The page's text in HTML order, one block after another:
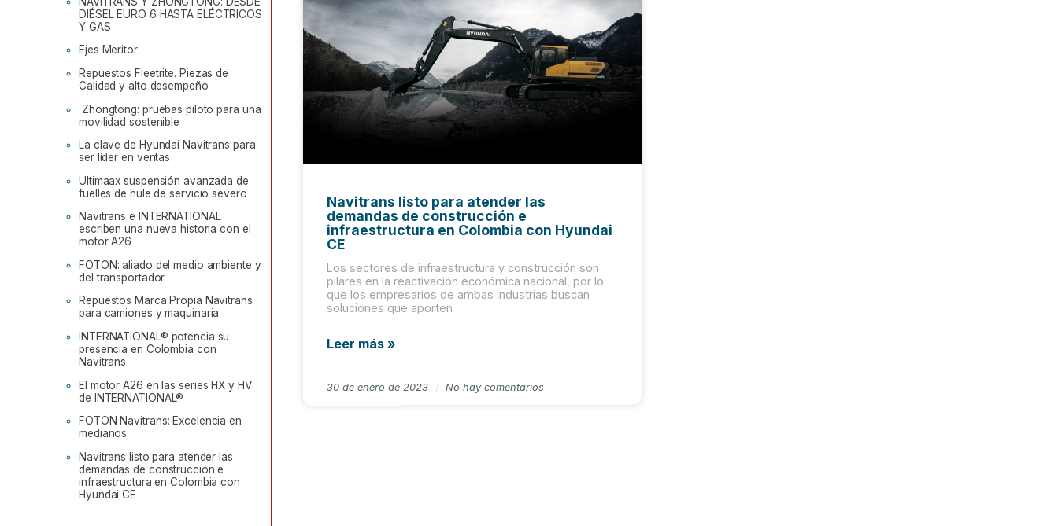
DIÉSEL EURO 6 HASTA ELÉCTRICOS
Y GAS
Ejes Meritor
Repuestos Fleetrite. Piezas de
Calidad y alto desempeño
Zhongtong: pruebas piloto para una
movilidad sostenible
La clave de Hyundai Navitrans para
ser líder en ventas
Ultimaax suspensión avanzada de
fuelles de hule de servicio severo
Navitrans e INTERNATIONAL
escriben una nueva historia con el
motor A26
FOTON: aliado del medio ambiente y
del transportador
Repuestos Marca Propia Navitrans
para camiones y maquinaria
INTERNATIONAL® potencia su
presencia en Colombia con
Navitrans
El motor A26 en las series HX y HV
de INTERNATIONAL®
FOTON Navitrans: Excelencia en
medianos
Navitrans listo para atender las
demandas de construcción e
infraestructura en Colombia con
Hyundai CE
Navitrans listo para atender las
demandas de construcción e
infraestructura en Colombia con Hyundai
CE
Los sectores de infraestructura y construcción son
pilares en la reactivación económica nacional, por lo
que los empresarios de ambas industrias buscan
soluciones que aporten
Leer más »
30 de enero de 2023 No hay comentarios